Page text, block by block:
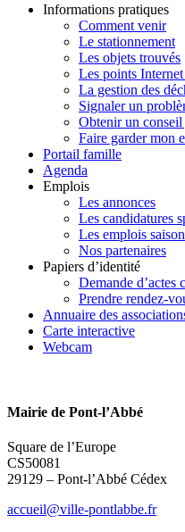
Informations pratiques
Comment venir
Le stationnement
Les objets trouvés
Les points
La gestion des
Signaler un
Obtenir un
Faire garder mon
Portail famille
Agenda
Emplois
Les annonces
Les candidatures
Les emplois
Nos partenaires
Papiers d’identité
Demande d’actes
Prendre rendez-
Annuaire des
Carte interactive
Webcam
Mairie de Pont-l’Abbé
Square de l’Europe
CS50081
29129 – Pont-l’Abbé Cédex
accueil@ville-pontlabbe.fr